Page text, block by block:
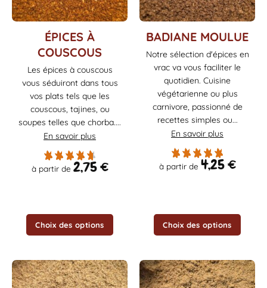
ÉPICES À
COUSCOUS
Les épices à couscous
vous séduiront dans tous
vos plats tels que les
couscous, tajines, ou
soupes telles que chorba....
En savoir plus
à partir de 2,75€
Choix des options
plusieurs
variations.
options
peuvent
BADIANE MOULUE
Notre sélection d'épices en
vrac va vous faciliter le
quotidien. Cuisine
végétarienne ou plus
carnivore, passionné de
recettes simples ou...
En savoir plus
à partir de 4,25€
Choix des options
Ce
a
plusieurs
variations.
options
peuvent